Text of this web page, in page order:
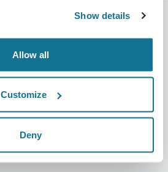
Show details
Allow all
Customize
Deny
外科医生
外科医生之家
3D业务经理
客户评价